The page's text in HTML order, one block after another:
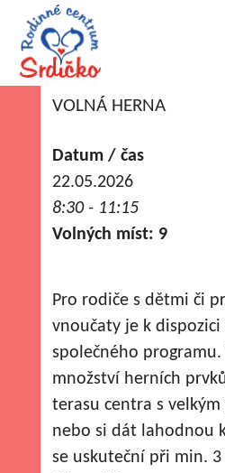
VOLNÁ HERNA
Datum / čas
22.05.2026
8:30 - 11:15
Volných míst: 9
Pro rodiče s dětmi či
vnoučaty je k
společného
množství herních
terasu centra s
nebo si dát lahodnou
se uskuteční při min. 3